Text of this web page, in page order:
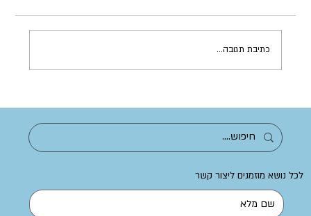
כתיבת תגובה...
לכל נושא מוזמנים ליצור קשר